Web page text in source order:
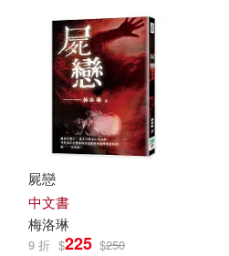
屍戀
中文書
梅洛琳
9 折 $225 $250